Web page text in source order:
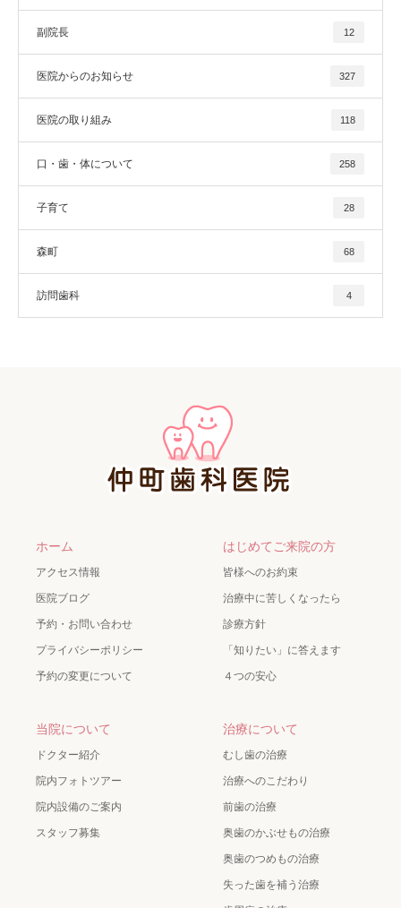
副院長 12
医院からのお知らせ 327
医院の取り組み 118
口・歯・体について 258
子育て 28
森町 68
訪問歯科 4
ホーム
アクセス情報
医院ブログ
予約・お問い合わせ
プライバシーポリシー
予約の変更について
はじめてご来院の方
皆様へのお約束
治療中に苦しくなったら
診療方針
「知りたい」に答えます
４つの安心
当院について
ドクター紹介
院内フォトツアー
院内設備のご案内
スタッフ募集
治療について
むし歯の治療
治療へのこだわり
前歯の治療
奥歯のかぶせもの治療
奥歯のつめもの治療
失った歯を補う治療